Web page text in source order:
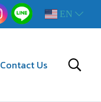
EN
Contact Us